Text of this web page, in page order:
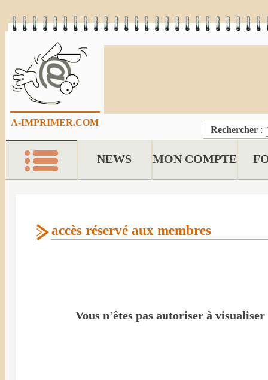
A-IMPRIMER.COM
Rechercher :
NEWS MON COMPTE
accès réservé aux membres
Vous n'êtes pas autoriser à